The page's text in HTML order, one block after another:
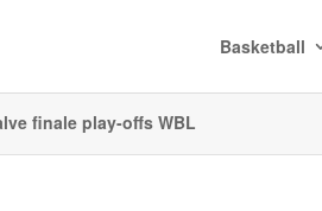
Basketball
finale play-offs WBL